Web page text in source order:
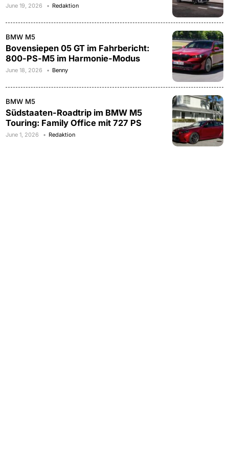
June 19, 2026 Redaktion
BMW M5
Bovensiepen 05 GT im Fahrbericht:
800-PS-M5 im Harmonie-Modus
June 18, 2026 Benny
BMW M5
Südstaaten-Roadtrip im BMW M5
Touring: Family Office mit 727 PS
June 1, 2026 Redaktion